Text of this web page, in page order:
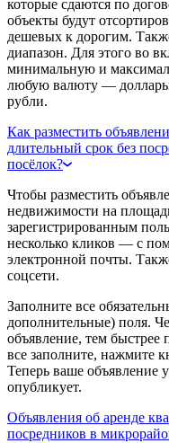
которые сдаются по
объекты будут
дешевых к дорогим.
диапазон. Для этого во
минимальную и
любую валюту —
рубли.
Как разместить
длительный срок без
посёлок?
Чтобы разместить
недвижимости на
зарегистрированным
несколько кликов — с
электронной почты.
соцсети.
Заполните все
дополнительные) поля.
объявление, тем быстрее
все заполните, нажмите
Теперь ваше объявление
опубликует.
Объявления об аренде
посредников в